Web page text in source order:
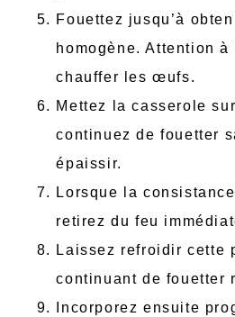
Fouettez jusqu’à
homogène. Attention
chauffer les œufs.
Mettez la casserole
continuez de fouetter
épaissir.
Lorsque la
retirez du feu
Laissez refroidir cette
continuant de fouetter
Incorporez ensuite